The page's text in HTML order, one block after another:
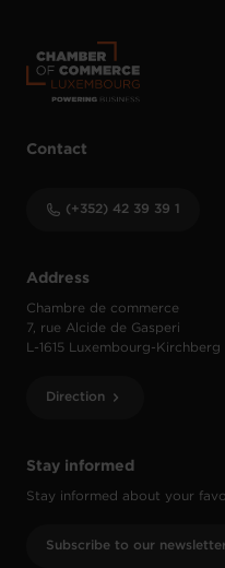
Stay informed
Stay informed about your
Subscribe to our
Address
Chambre de commerce
7, rue Alcide de Gasperi
L-1615 Luxembourg-Kirchberg
Direction
Contact
(+352) 42 39 39 1